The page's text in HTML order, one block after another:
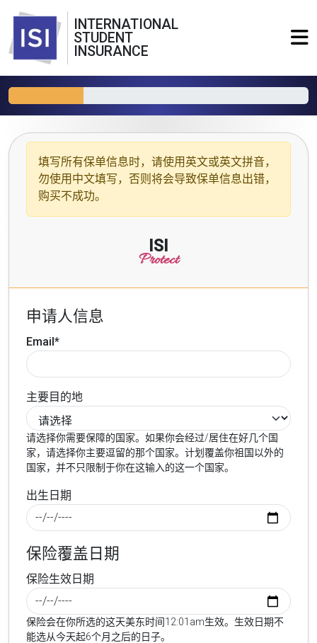
INTERNATIONAL
STUDENT
INSURANCE
填写所有保单信息时，请使用 英文或英文拼音，
勿使用中文填写，否则将会导致保单信息出错，
购买不成功。
ISI
Protect
申请人信息
Email*
主要目的地
请选择你需要保障的国家。如果你会经过/居住在好几个国
家，请选择你主要逗留的那个国家。计划覆盖你祖国以外的
国家，并不只限制于你在这输入的这一个国家。
出生日期
保险覆盖日期
保险生效日期
保险会在你所选的这天美东时间12:01am生效。生效日期不
能选从今天起6个月之后的日子。